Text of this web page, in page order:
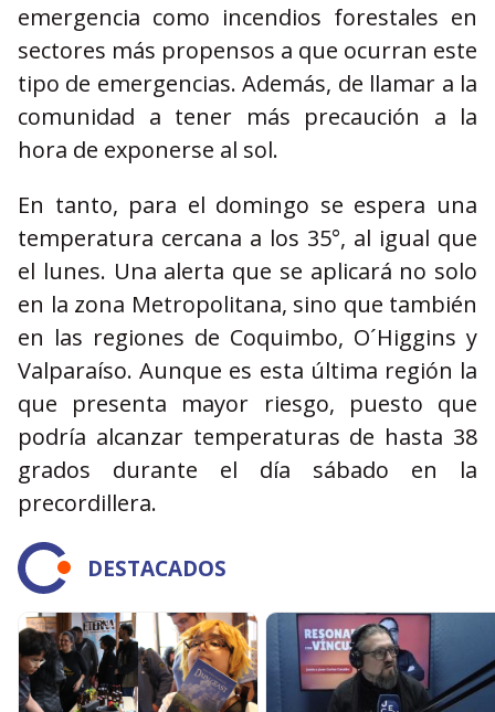
emergencia como incendios forestales en
sectores más propensos a que ocurran este
tipo de emergencias. Además, de llamar a la
comunidad a tener más precaución a la
hora de exponerse al sol.
En tanto, para el domingo se espera una
temperatura cercana a los 35°, al igual que
el lunes. Una alerta que se aplicará no solo
en la zona Metropolitana, sino que también
en las regiones de Coquimbo, O´Higgins y
Valparaíso. Aunque es esta última región la
que presenta mayor riesgo, puesto que
podría alcanzar temperaturas de hasta 38
grados durante el día sábado en la
precordillera.
DESTACADOS